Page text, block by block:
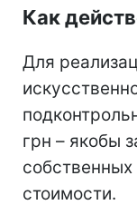
Как
Для
грн – якобы
стоимости.